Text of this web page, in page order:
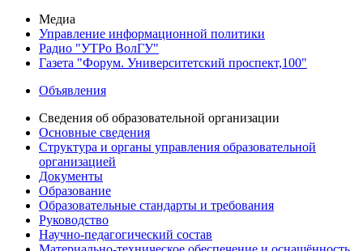
Медиа
Управление информационной политики
Радио "УТРо ВолГУ"
Газета "Форум. Университетский проспект,100"
Объявления
Сведения об образовательной организации
Основные сведения
Структура и органы управления образовательной
организацией
Документы
Образование
Образовательные стандарты и требования
Руководство
Научно-педагогический состав